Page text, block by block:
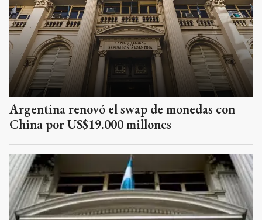
Argentina renovó el swap de monedas con
China por US$19.000 millones